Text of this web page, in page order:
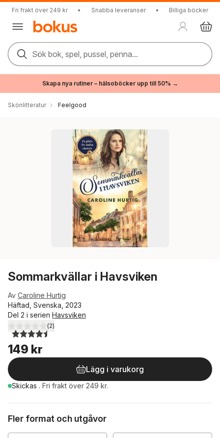
Fri frakt över 249 kr • Snabba leveranser • Billiga böcker
Sök bok, spel, pussel, penna...
Skapa nya rutiner – hälsoböcker upp till 50% →
Skönlitteratur Feelgood
Sommarkvällar i Havsviken
Av Caroline Hurtig
Häftad, Svenska, 2023
Del 2 i serien Havsviken
4,5utav 5 stjärnor. Totalt antal röster:
(2)
149 kr
Lägg i varukorg
Skickas . Fri frakt över 249 kr.
Fler format och utgåvor